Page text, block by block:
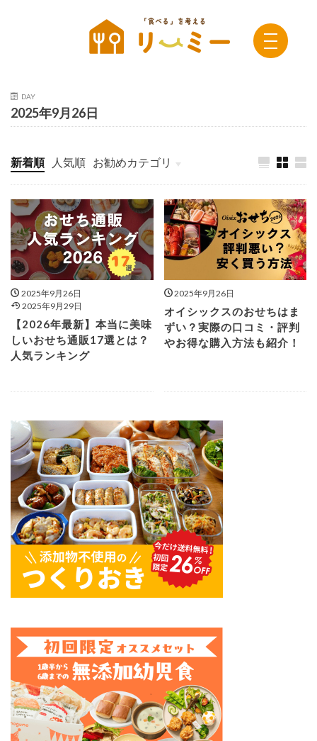
DAY
2025年9月26日
新着順 人気順 お勧めカテゴリ
未分類
2025年9月26日
2025年9月29日
【2026年最新】本当に美味
しいおせち通販17選とは？
人気ランキング
2025年9月26日
オイシックスのおせちはま
ずい？実際の口コミ・評判
やお得な購入方法も紹介！